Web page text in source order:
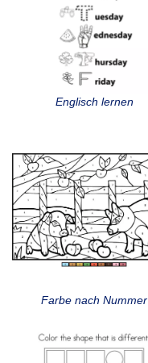
Englisch lernen
Farbe nach Nummer